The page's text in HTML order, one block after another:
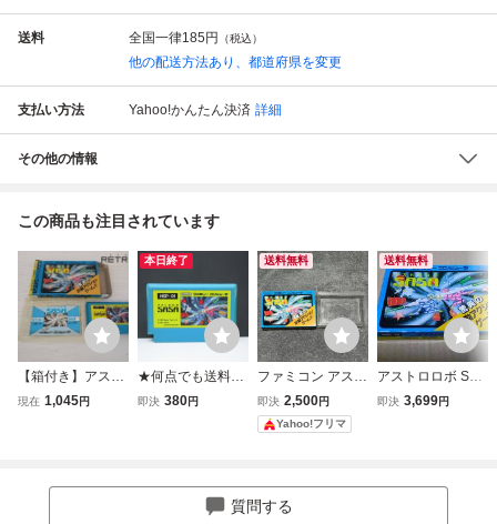
送料 全国一律185円 （税込）
他の配送方法あり、都道府県を変更
支払い方法 Yahoo!かんたん決済 詳細
その他の情報
この商品も注目されています
【箱付き】アスト
ロロボ・ササ ファ
現在 1,045円
本日終了
★何点でも送料１
８５円★ アストロ
即決 380円
送料無料
ファミコン アスト
ロロボSASA 箱の
み
即決 2,500円
Yahoo!フリマ
送料無料
アストロロボ SAS
A ファミコン
即決 3,699円
質問する